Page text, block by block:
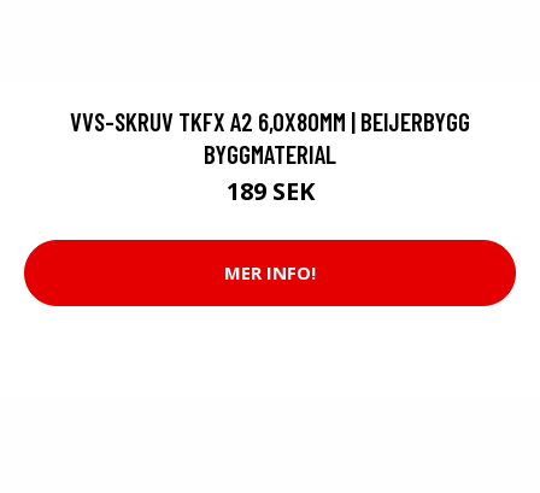
VVS-SKRUV TKFX A2 6,0X80MM | BEIJERBYGG
BYGGMATERIAL
189 SEK
MER INFO!